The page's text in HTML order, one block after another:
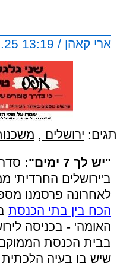
ארי קאהן / 13:19 19.08.25
תגים: ירושלים ,
"יש לך 7 ימים":
ב'ירושלים החרדית'
לאחרונה פרסמנו
הכח בין בתי הכנסת
האומה' - בכניסה
בבית הכנסת הממוקם
שיש בו בעיה הלכתית